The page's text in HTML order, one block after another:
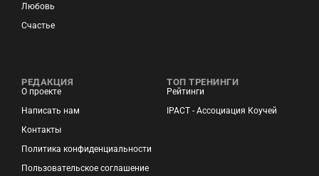
Любовь
Счастье
РЕДАКЦИЯ
О проекте
Написать нам
Контакты
Политика конфиденциальности
Пользовательское соглашение
ТОП ТРЕНИНГИ
Рейтинги
IPACT - Ассоциация Коучей